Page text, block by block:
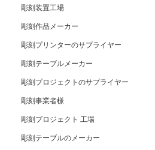
彫刻装置工場
彫刻作品メーカー
彫刻プリンターのサプライヤー
彫刻テーブルメーカー
彫刻プロジェクトのサプライヤー
彫刻事業者様
彫刻プロジェクト 工場
彫刻テーブルのメーカー